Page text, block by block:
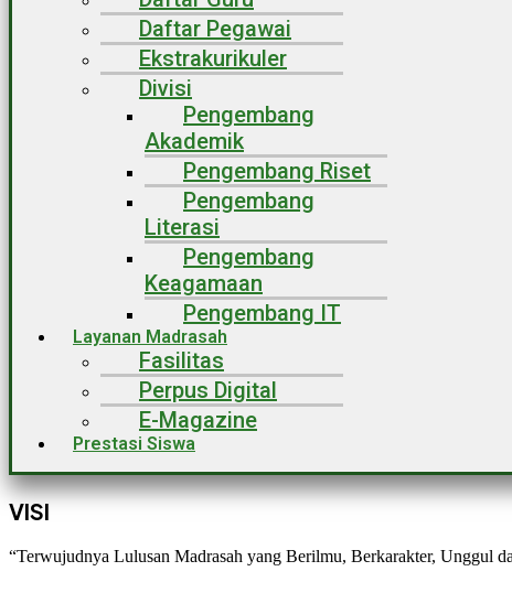
Daftar Pegawai
Ekstrakurikuler
Divisi
Pengembang
Akademik
Pengembang Riset
Pengembang
Literasi
Pengembang
Keagamaan
Pengembang IT
Layanan Madrasah
Fasilitas
Perpus Digital
E-Magazine
Prestasi Siswa
VISI
“Terwujudnya Lulusan Madrasah yang Berilmu, Berkarakter, Unggul